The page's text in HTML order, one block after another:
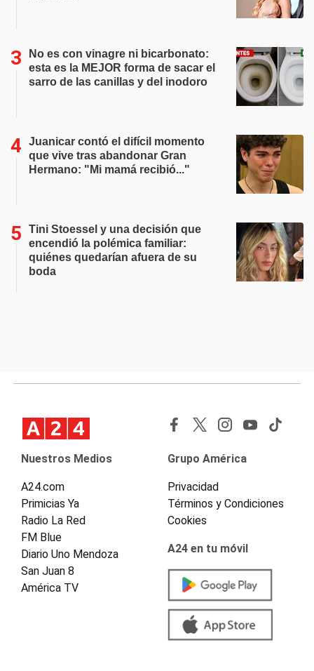
No es con vinagre ni bicarbonato:
esta es la MEJOR forma de sacar el
sarro de las canillas y del inodoro
Juanicar contó el difícil momento
que vive tras abandonar Gran
Hermano: "Mi mamá recibió..."
Tini Stoessel y una decisión que
encendió la polémica familiar:
quiénes quedarían afuera de su
boda
Nuestros Medios
A24.com
Primicias Ya
Radio La Red
FM Blue
Diario Uno Mendoza
San Juan 8
América TV
Grupo América
Privacidad
Términos y Condiciones
Cookies
A24 en tu móvil